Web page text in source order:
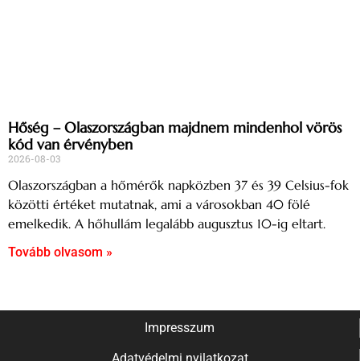
Hőség – Olaszországban majdnem mindenhol vörös
kód van érvényben
2026-08-03
Olaszországban a hőmérők napközben 37 és 39 Celsius-fok
közötti értéket mutatnak, ami a városokban 40 fölé
emelkedik. A hőhullám legalább augusztus 10-ig eltart.
Tovább olvasom »
Impresszum